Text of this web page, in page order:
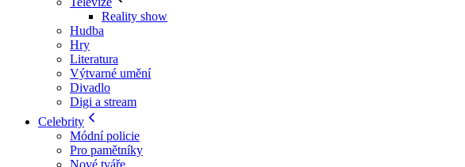
Reality show
Hudba
Hry
Literatura
Výtvarné umění
Divadlo
Digi a stream
Celebrity
Módní policie
Pro pamětníky
Nové tváře